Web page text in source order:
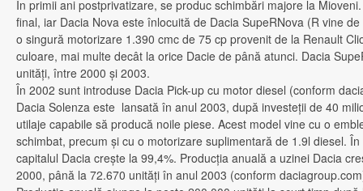
În primii ani postprivatizare, se produc schimbări majore la
final, iar Dacia Nova este înlocuită de Dacia SupeRNova (R vine
o singură motorizare 1.390 cmc de 75 cp provenit de la Renault
culoare, mai multe decât la orice Dacie de până atunci. Dacia
unităţi, între 2000 şi 2003.
În 2002 sunt introduse Dacia Pick-up cu motor diesel (conform
Dacia Solenza este lansată în anul 2003, după investeţii de 40
utilaje capabile să producă noile piese. Acest model vine cu o
schimbat, precum şi cu o motorizare suplimentară de 1.9l diesel.
capitalul Dacia creşte la 99,4%. Producţia anuală a uzinei Dacia
2000, până la 72.670 unităţi în anul 2003 (conform